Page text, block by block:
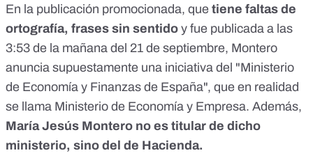
En la publicación promocionada, que tiene faltas de
ortografía, frases sin sentido y fue publicada a las
3:53 de la mañana del 21 de septiembre, Montero
anuncia supuestamente una iniciativa del "Ministerio
de Economía y Finanzas de España", que en realidad
se llama Ministerio de Economía y Empresa. Además,
María Jesús Montero no es titular de dicho
ministerio, sino del de Hacienda.